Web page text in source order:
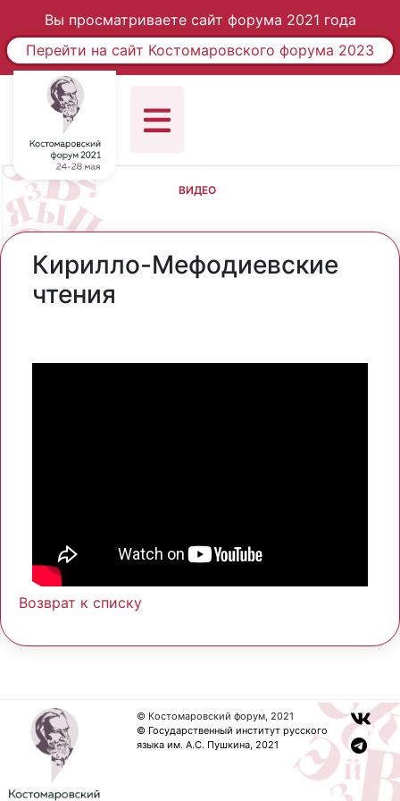
Вы просматриваете сайт форума 2021 года
Перейти на сайт Костомаровского форума 2023
ВИДЕО
Кирилло-Мефодиевские
чтения
Возврат к списку
© Костомаровский форум, 2021
© Государственный институт русского
языка им. А.С. Пушкина, 2021